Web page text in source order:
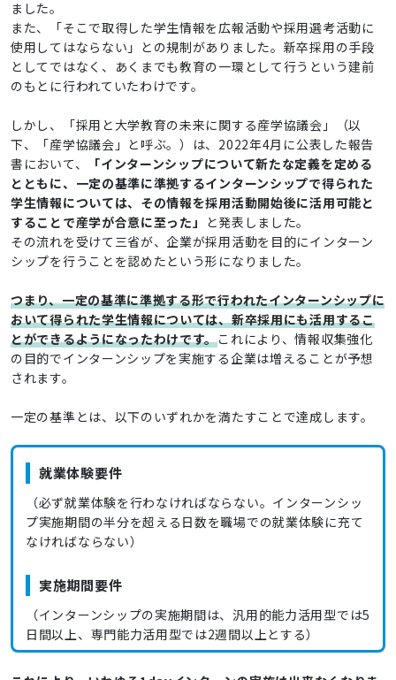
ました。
また、「そこで取得した学生情報を広報活動や採用選考活動に
使用してはならない」との規制がありました。新卒採用の手段
としてではなく、あくまでも教育の一環として行うという建前
のもとに行われていたわけです。
しかし、「採用と大学教育の未来に関する産学協議会」（以
下、「産学協議会」と呼ぶ。）は、2022年4月に公表した報告
書において、
「インターンシップについて新たな定義を定める
とともに、一定の基準に準拠するインターンシップで得られた
学生情報については、その情報を採用活動開始後に活用可能と
することで産学が合意に至った」 と発表しました。
その流れを受けて三省が、企業が採用活動を目的にインターン
シップを行うことを認めたという形になりました。
つまり、一定の基準に準拠する形で行われたインターンシップに
おいて得られた学生情報については、新卒採用にも活用するこ
とができるようになったわけです。これにより、情報収集強化
の目的でインターンシップを実施する企業は増えることが予想
されます。
一定の基準とは、以下のいずれかを満たすことで達成します。
就業体験要件
（必ず就業体験を行わなければならない。インターンシッ
プ実施期間の半分を超える日数を職場での就業体験に充て
なければならない）
実施期間要件
（インターンシップの実施期間は、汎用的能力活用型では5
日間以上、専門能力活用型では2週間以上とする）